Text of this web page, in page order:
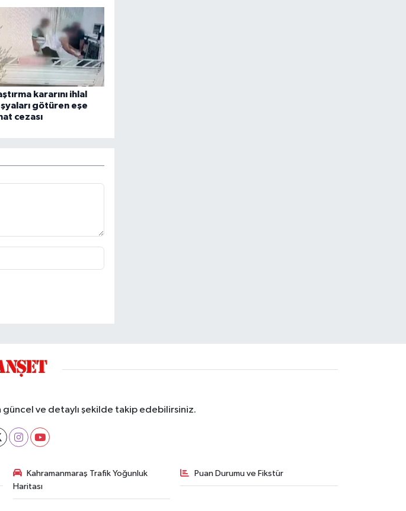
kararını ihlal
götüren eşe
cezası
güncel ve detaylı şekilde takip edebilirsiniz.
Kahramanmaraş Trafik Yoğunluk
Haritası
Puan Durumu ve Fikstür